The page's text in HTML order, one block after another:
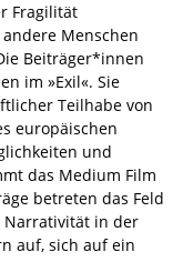
Fragilität
Menschen
Beiträger*innen
im »Exil«. Sie
Teilhabe von
europäischen
und
das Medium Film
betreten das Feld
Narrativität in der
auf, sich auf ein